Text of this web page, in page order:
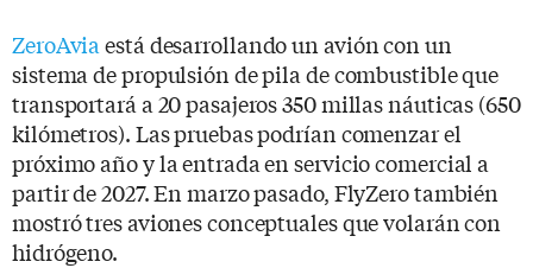
ZeroAvia está desarrollando un avión con un
sistema de propulsión de pila de combustible que
transportará a 20 pasajeros 350 millas náuticas (650
kilómetros). Las pruebas podrían comenzar el
próximo año y la entrada en servicio comercial a
partir de 2027. En marzo pasado, FlyZero también
mostró tres aviones conceptuales que volarán con
hidrógeno.